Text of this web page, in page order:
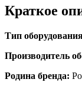
Краткое
Тип
Производитель
Родина бренда: